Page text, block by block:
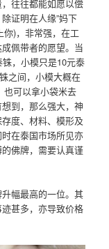
往往都能如愿以偿
证明在人缘”妈下
你)，非常强，在工
佩带者的愿望。当
，小模只是10元泰
之间，小模大概在
也可以拿小袋米去
到，那么强大，神
度、材料、模形及
在泰国市场所见亦
佛牌，需要认真谨
幅最高的一位。其
甚多，亦导致价格